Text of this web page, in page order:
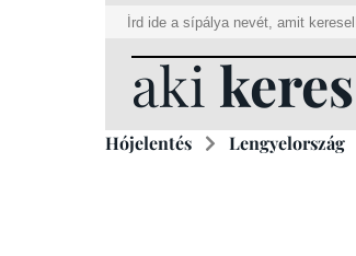
aki keres
Hójelentés Lengyelország